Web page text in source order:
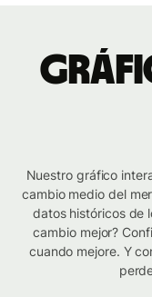
Nuestro gráfico
cambio medio del
datos históricos de
cambio mejor?
cuando mejore. Y